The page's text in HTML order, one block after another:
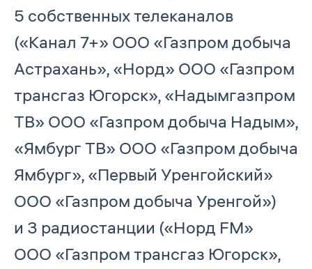
5 собственных телеканалов
(«Канал 7+» ООО «Газпром добыча
Астрахань», «Норд» ООО «Газпром
трансгаз Югорск», «Надымгазпром
ТВ» ООО «Газпром добыча Надым»,
«Ямбург ТВ» ООО «Газпром добыча
Ямбург», «Первый Уренгойский»
ООО «Газпром добыча Уренгой»)
и 3 радиостанции («Норд FM»
ООО «Газпром трансгаз Югорск»,